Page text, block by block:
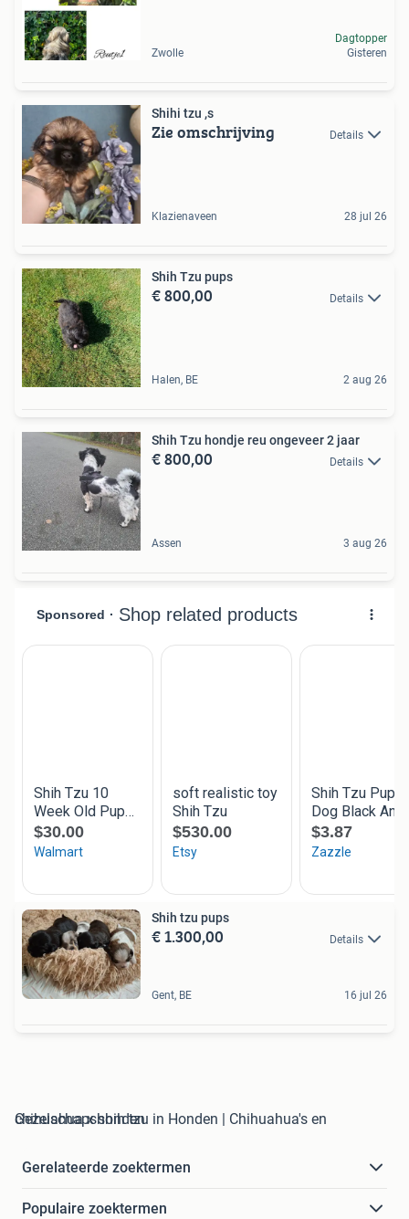
Zwolle
Dagtopper
Gisteren
Shihi tzu ,s
Zie omschrijving Details
Klazienaveen 28 jul 26
Shih Tzu pups
€ 800,00 Details
Halen, BE 2 aug 26
Shih Tzu hondje reu ongeveer 2 jaar
€ 800,00 Details
Assen 3 aug 26
Shih tzu pups
€ 1.300,00 Details
Gent, BE 16 jul 26
chihuahua x shih tzu in Honden | Chihuahua's en Gezelschapshonden
Gerelateerde zoektermen
Populaire zoektermen